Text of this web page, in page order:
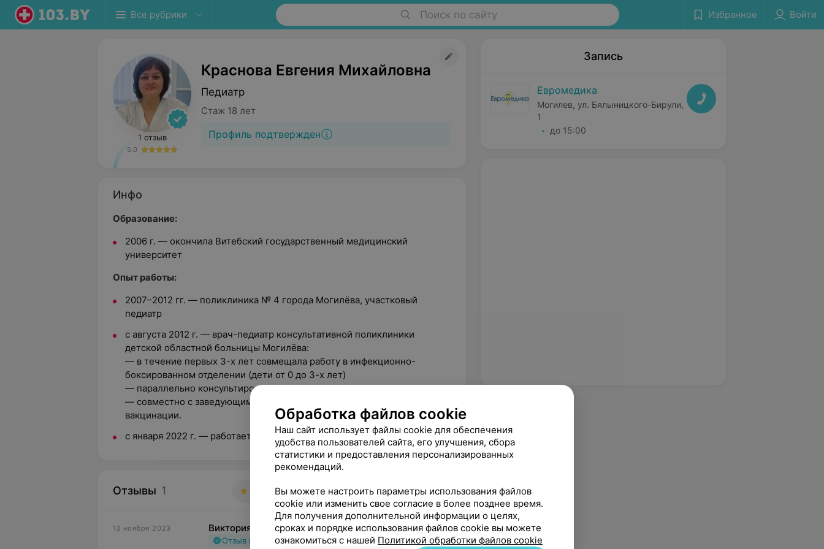
Все рубрики Поиск по сайту Избранное Войти
1 отзыв
5.0
Краснова Евгения Михайловна
Педиатр
Стаж 18 лет
Профиль подтвержден
Инфо
Образование:
2006 г. — окончила Витебский государственный медицинский
университет
Опыт работы:
2007–2012 гг. — поликлиника № 4 города Могилёва, участковый
педиатр
с августа 2012 г. — врач-педиатр консультативной поликлиники
детской областной больницы Могилёва:
— в течение первых 3-х лет совмещала работу в инфекционно-
боксированном отделении (дети от 0 до 3-х лет)
— параллельно консультировала хирургические отделения стационара
— совместно с заведующим поликлиники занималась вопросами
вакцинации.
с января 2022 г. — работает в педиатрическом отделении № 1
Отзывы 1 Евромедика, ул. Бялыницкого-Бирули, 1
12 ноября 2023 Виктория
Отзыв подтвержден Рекомендую
Запись
Евромедика
Могилев, ул. Бялыницкого-Бирули,
1
до 15:00
Обработка файлов cookie
Наш сайт использует файлы cookie для обеспечения
удобства пользователей сайта, его улучшения, сбора
статистики и предоставления персонализированных
рекомендаций.
Вы можете настроить параметры использования файлов
cookie или изменить свое согласие в более позднее время.
Для получения дополнительной информации о целях,
сроках и порядке использования файлов cookie вы можете
ознакомиться с нашей Политикой обработки файлов cookie